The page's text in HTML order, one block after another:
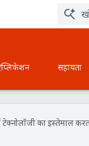
सहायता
का इस्तेमाल